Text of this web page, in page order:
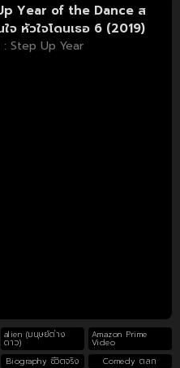
Year of the Dance ส
ใจ หัวใจโดนเธอ 6 (2019)
: Step Up Year
alien (มนุษย์ต่าง
ดาว)
Amazon Prime
Video
Biography ชีวิตจริง
Comedy ตลก